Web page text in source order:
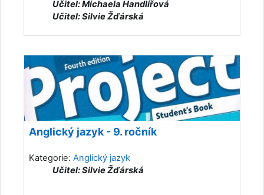
Učitel: Michaela Handlířová
Učitel: Silvie Žďárská
Anglický jazyk - 9. ročník
Kategorie: Anglický jazyk
Učitel: Silvie Žďárská